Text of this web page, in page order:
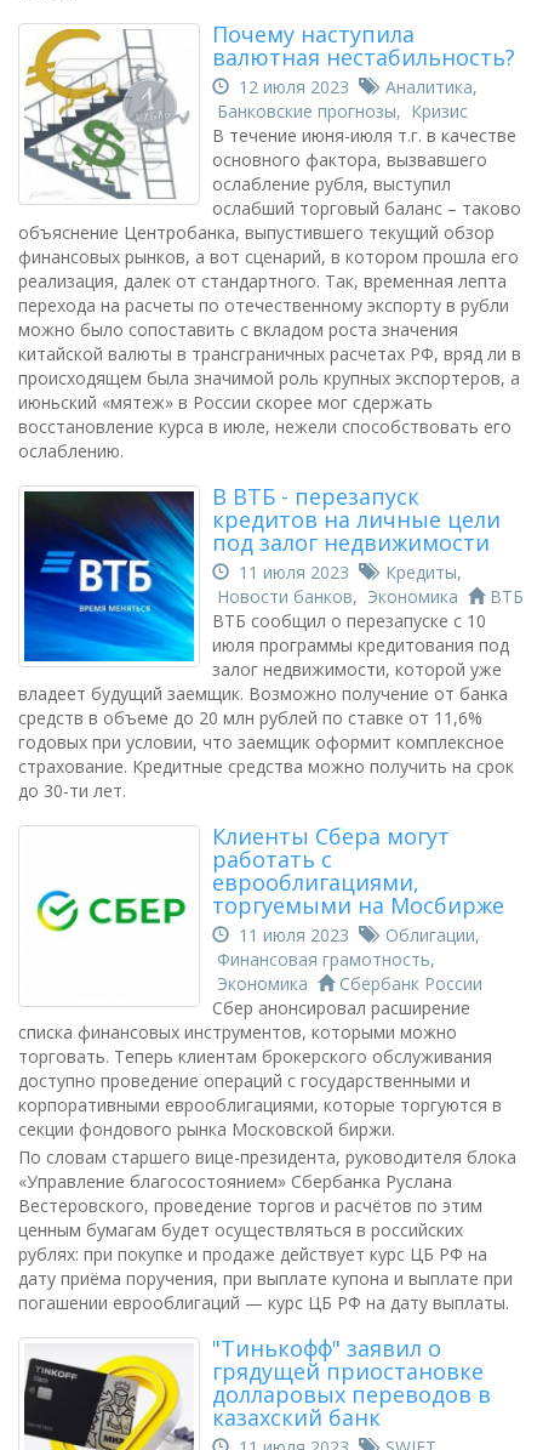
Почему наступила
валютная нестабильность?
12 июля 2023 Аналитика,
Банковские прогнозы, Кризис
В течение июня-июля т.г. в качестве
основного фактора, вызвавшего
ослабление рубля, выступил
ослабший торговый баланс – таково
объяснение Центробанка, выпустившего текущий обзор
финансовых рынков, а вот сценарий, в котором прошла его
реализация, далек от стандартного. Так, временная лепта
перехода на расчеты по отечественному экспорту в рубли
можно было сопоставить с вкладом роста значения
китайской валюты в трансграничных расчетах РФ, вряд ли в
происходящем была значимой роль крупных экспортеров, а
июньский «мятеж» в России скорее мог сдержать
восстановление курса в июле, нежели способствовать его
ослаблению.
В ВТБ - перезапуск
кредитов на личные цели
под залог недвижимости
11 июля 2023 Кредиты,
Новости банков, Экономика
ВТБ
ВТБ сообщил о перезапуске с 10
июля программы кредитования под
залог недвижимости, которой уже
владеет будущий заемщик. Возможно получение от банка
средств в объеме до 20 млн рублей по ставке от 11,6%
годовых при условии, что заемщик оформит комплексное
страхование. Кредитные средства можно получить на срок
до 30-ти лет.
Клиенты Сбера могут
работать с
еврооблигациями,
торгуемыми на Мосбирже
11 июля 2023 Облигации,
Финансовая грамотность,
Экономика
Сбербанк России
Сбер анонсировал расширение
списка финансовых инструментов, которыми можно
торговать. Теперь клиентам брокерского обслуживания
доступно проведение операций с государственными и
корпоративными еврооблигациями, которые торгуются в
секции фондового рынка Московской биржи.
По словам старшего вице-президента, руководителя блока
«Управление благосостоянием» Сбербанка Руслана
Вестеровского, проведение торгов и расчётов по этим
ценным бумагам будет осуществляться в российских
рублях: при покупке и продаже действует курс ЦБ РФ на
дату приёма поручения, при выплате купона и выплате при
погашении еврооблигаций — курс ЦБ РФ на дату выплаты.
"Тинькофф" заявил о
грядущей приостановке
долларовых переводов в
казахский банк